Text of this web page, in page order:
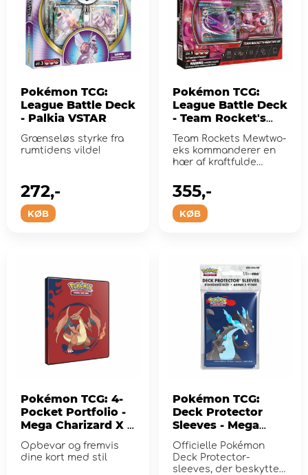
Pokémon TCG:
League Battle Deck
- Palkia VSTAR
Grænseløs styrke fra
rumtidens vilde!
KØB
272,-
Pokémon TCG:
League Battle Deck
- Team Rocket's
Team Rockets Mewtwo-
eks kommanderer en
hær af kraftfulde
KØB
355,-
Pokémon TCG: 4-
Pocket Portfolio -
Mega Charizard X &
Mega Charizard Y
Opbevar og fremvis
dine kort med stil
Pokémon TCG:
Deck Protector
Sleeves - Mega
Charizard X
Officielle Pokémon
Deck Protector-
sleeves, der beskytter